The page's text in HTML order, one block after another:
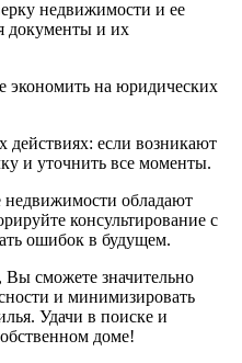
недвижимости и ее
документы и их
экономить на юридических
если возникают
и уточнить все моменты.
обладают
консультирование с
ошибок в будущем.
сможете значительно
и минимизировать
Удачи в поиске и
доме!